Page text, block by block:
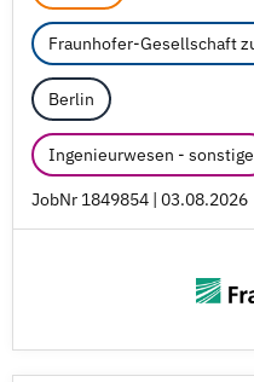
Berlin
Ingenieurwesen - sonstige
JobNr 1849854 | 03.08.2026